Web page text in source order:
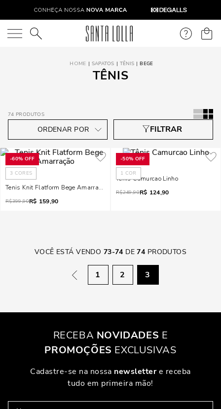
O que você está procurando?
SAPATOS TÊNIS BEGE
TÊNIS
74 PRODUTOS
-60% OFF
3 CORES
Tenis Knit Flatform Bege Amarração
R$399,90R$ 159,90
-50% OFF
1 COR
Tênis Camurcao Linho
R$249,90R$ 124,90
VOCÊ ESTÁ VENDO 73-74 DE74 PRODUTOS
1 2 3
RECEBA NOVIDADES E
PROMOÇÕES EXCLUSIVAS
Cadastre-se na nossa newslettere receba
tudo em primeira mão!